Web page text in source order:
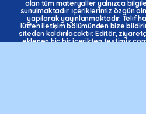
alan tüm materyaller yalnızca
sunulmaktadır. İçeriklerimiz özgün
yapılarak yayınlanmaktadır. Telif
lütfen iletişim bölümünden bize
siteden kaldırılacaktır. Editör,
eklenen hiç bir içerikten